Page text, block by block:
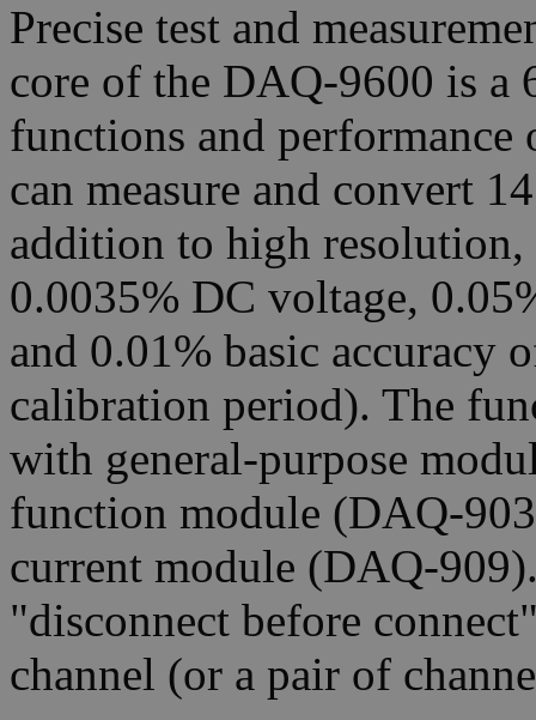
Precise test and
core of the DAQ-9600 is
functions and
can measure and convert
addition to high
0.0035% DC voltage,
and 0.01% basic accuracy
calibration period). The
with general-purpose
function module (DAQ-
current module (DAQ-
"disconnect before
channel (or a pair of